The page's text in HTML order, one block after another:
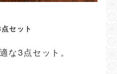
セット
な3点セット。